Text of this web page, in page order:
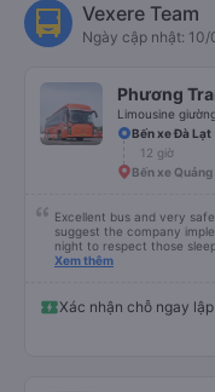
Vexere Team
Ngày cập nhật:
Phương
Limousine
Bến xe Đà Lạt
12 giờ
Bến xe Quảng
Excellent bus and very
suggest the company
night to respect those
please display the Wi-Fi
quy định rõ ràng về việc
để tránh làm phiền hành
khẩu Wi-Fi trong xe để
Xem thêm
Xác nhận chỗ ngay